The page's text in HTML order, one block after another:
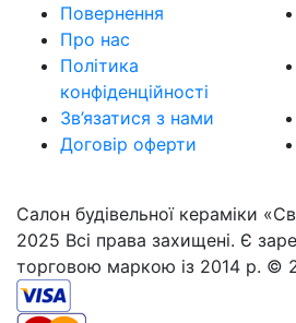
Повернення
Про нас
Політика
конфіденційності
Зв’язатися з нами
Договір оферти
Салон будівельної кераміки
2025 Всі права захищені. Є
торговою маркою із 2014 р. ©